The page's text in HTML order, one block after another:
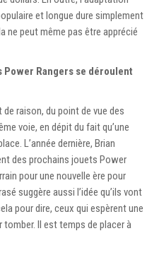
et longue dure simplement
ne peut même pas être apprécié
Rangers se déroulent
de raison, du point de vue des
voie, en dépit du fait qu’une
L’année dernière, Brian
des prochains jouets Power
pour une nouvelle ère pour
suggère aussi l’idée qu’ils vont
pour dire, ceux qui espèrent une
Il est temps de placer à